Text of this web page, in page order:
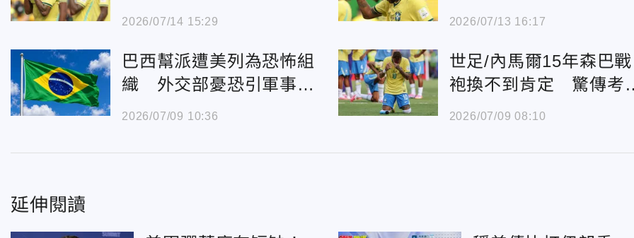
總統怒轟：太丟臉
2026/07/14 15:29
淘汰
2026/07/13 16:17
巴西幫派遭美列為恐怖組
織 外交部憂恐引軍事介
入
2026/07/09 10:36
世足/內馬爾15年森巴戰
袍換不到肯定 驚傳考
完全退役
2026/07/09 08:10
延伸閱讀